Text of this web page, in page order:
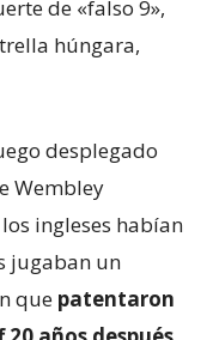
de «falso 9»,
húngara,
desplegado
Wembley
ingleses habían
jugaban un
que patentaron